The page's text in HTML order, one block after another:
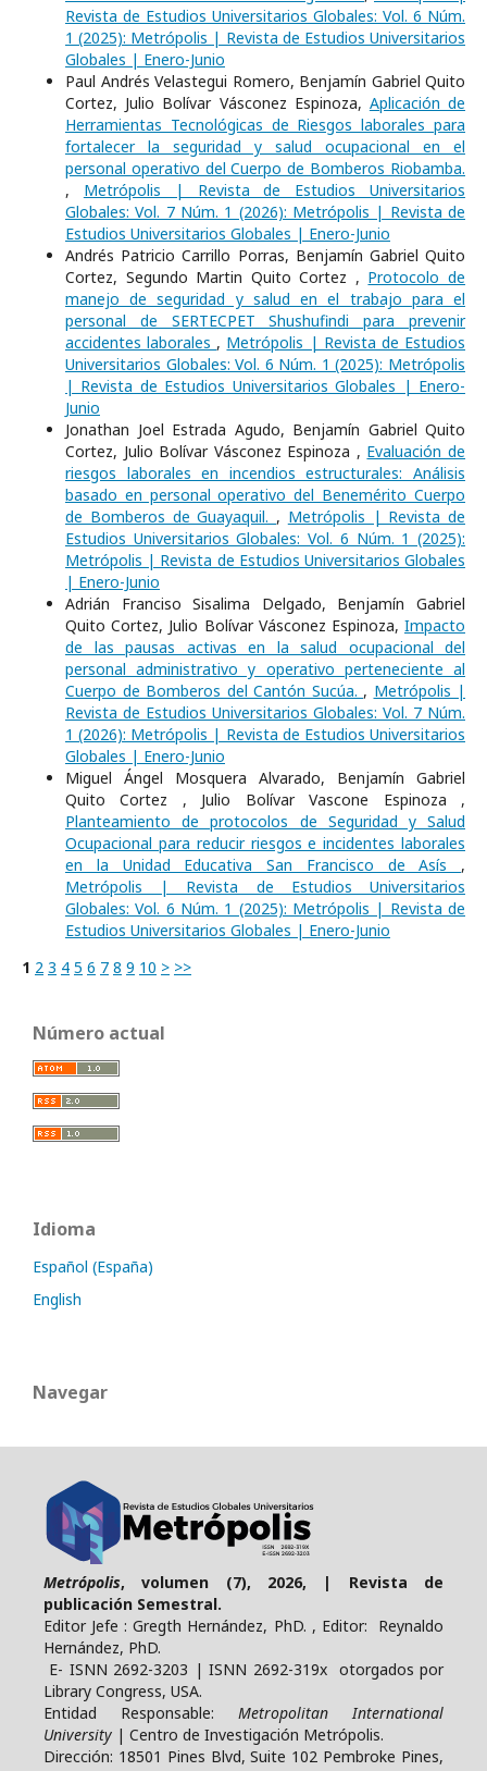
Revista de Estudios Universitarios Globales: Vol. 6 Núm.
1 (2025): Metrópolis | Revista de Estudios Universitarios
Globales | Enero-Junio
Paul Andrés Velastegui Romero, Benjamín Gabriel Quito
Cortez, Julio Bolívar Vásconez Espinoza, Aplicación de
Herramientas Tecnológicas de Riesgos laborales para
fortalecer la seguridad y salud ocupacional en el
personal operativo del Cuerpo de Bomberos Riobamba.
, Metrópolis | Revista de Estudios Universitarios
Globales: Vol. 7 Núm. 1 (2026): Metrópolis | Revista de
Estudios Universitarios Globales | Enero-Junio
Andrés Patricio Carrillo Porras, Benjamín Gabriel Quito
Cortez, Segundo Martin Quito Cortez , Protocolo de
manejo de seguridad y salud en el trabajo para el
personal de SERTECPET Shushufindi para prevenir
accidentes laborales , Metrópolis | Revista de Estudios
Universitarios Globales: Vol. 6 Núm. 1 (2025): Metrópolis
| Revista de Estudios Universitarios Globales | Enero-
Junio
Jonathan Joel Estrada Agudo, Benjamín Gabriel Quito
Cortez, Julio Bolívar Vásconez Espinoza , Evaluación de
riesgos laborales en incendios estructurales: Análisis
basado en personal operativo del Benemérito Cuerpo
de Bomberos de Guayaquil. , Metrópolis | Revista de
Estudios Universitarios Globales: Vol. 6 Núm. 1 (2025):
Metrópolis | Revista de Estudios Universitarios Globales
| Enero-Junio
Adrián Franciso Sisalima Delgado, Benjamín Gabriel
Quito Cortez, Julio Bolívar Vásconez Espinoza, Impacto
de las pausas activas en la salud ocupacional del
personal administrativo y operativo perteneciente al
Cuerpo de Bomberos del Cantón Sucúa. , Metrópolis |
Revista de Estudios Universitarios Globales: Vol. 7 Núm.
1 (2026): Metrópolis | Revista de Estudios Universitarios
Globales | Enero-Junio
Miguel Ángel Mosquera Alvarado, Benjamín Gabriel
Quito Cortez , Julio Bolívar Vascone Espinoza ,
Planteamiento de protocolos de Seguridad y Salud
Ocupacional para reducir riesgos e incidentes laborales
en la Unidad Educativa San Francisco de Asís ,
Metrópolis | Revista de Estudios Universitarios
Globales: Vol. 6 Núm. 1 (2025): Metrópolis | Revista de
Estudios Universitarios Globales | Enero-Junio
1 2 3 4 5 6 7 8 9 10 > >>
Número actual
Idioma
Español (España)
English
Navegar
Metrópolis, volumen (7), 2026, | Revista de
publicación Semestral.
Editor Jefe : Gregth Hernández, PhD. , Editor: Reynaldo
Hernández, PhD.
E- ISNN 2692-3203 | ISNN 2692-319x otorgados por
Library Congress, USA.
Entidad Responsable: Metropolitan International
University | Centro de Investigación Metrópolis.
Dirección: 18501 Pines Blvd, Suite 102 Pembroke Pines,